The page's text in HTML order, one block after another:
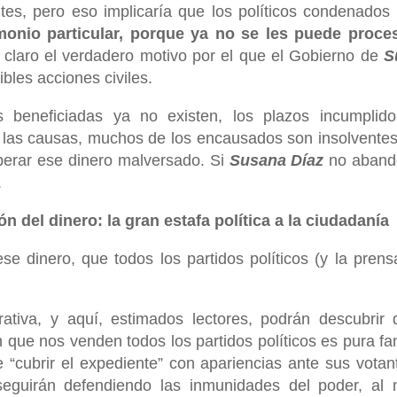
pero eso implicaría que los políticos condenados
particular, porque ya no se les puede
el verdadero motivo por el que el Gobierno de
acciones civiles.
ya no existen, los plazos
causas, muchos de los encausados son
ese dinero malversado. Si Susana Díaz no
del dinero: la gran estafa política a la ciudadanía
dinero, que todos los partidos políticos (y la
y aquí, estimados lectores, podrán descubrir
nos venden todos los partidos políticos es pura
el expediente” con apariencias ante sus
defendiendo las inmunidades del poder, al